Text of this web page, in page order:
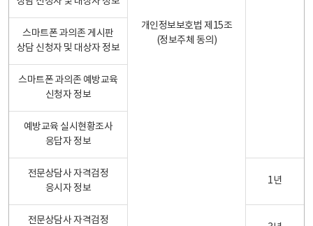
개인정보보호법 제15조
(정보주체 동의)
스마트폰 과의존 게시판
상담 신청자 및 대상자 정보
스마트폰 과의존 예방교육
신청자 정보
예방교육 실시현황조사
응답자 정보
전문상담사 자격검정
응시자 정보
1년
전문상담사 자격검정